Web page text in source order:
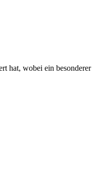
hat, wobei ein